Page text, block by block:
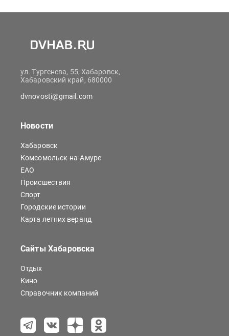
ул. Тургенева, 55, Хабаровск,
Хабаровский край, 680000
dvnovosti@gmail.com
Новости
Хабаровск
Комсомольск-на-Амуре
ЕАО
Происшествия
Спорт
Городские истории
Карта летних веранд
Сайты Хабаровска
Отдых
Кино
Справочник компаний